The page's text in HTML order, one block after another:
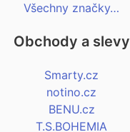
Všechny značky…
Obchody a slevy
Smarty.cz
notino.cz
BENU.cz
T.S.BOHEMIA